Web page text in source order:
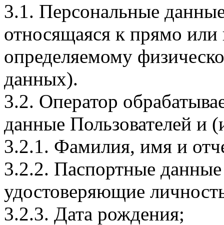
3.1. Персональные
относящаяся к прямо
определяемому
данных).
3.2. Оператор
данные Пользователей и
3.2.1. Фамилия, имя и
3.2.2. Паспортные
удостоверяющие
3.2.3. Дата рождения;